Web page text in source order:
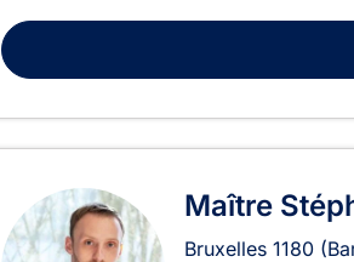
Maître
Bruxelles 1180